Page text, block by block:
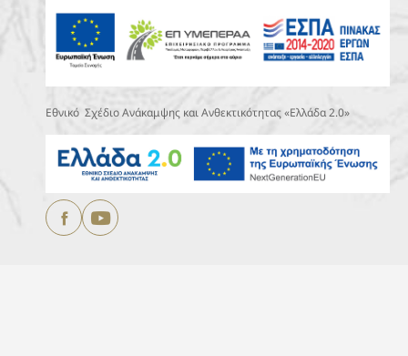
Εθνικό Σχέδιο Ανάκαμψης και Ανθεκτικότητας «Ελλάδα 2.0»